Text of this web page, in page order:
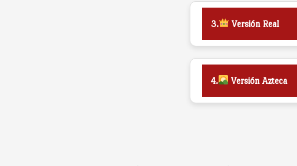
3. Versión Real
4. Versión Azteca